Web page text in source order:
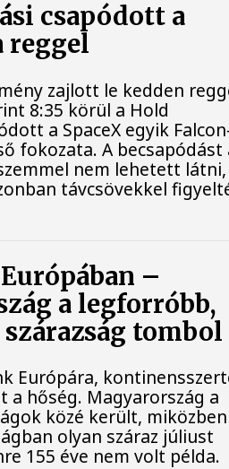
csapódott a
reggel
zajlott le kedden
8:35 körül a Hold
a SpaceX egyik
fokozata. A becsapódást
nem lehetett
távcsövekkel
–
a legforróbb,
tombol
Európára,
a hőség. Magyarország a
közé került,
olyan száraz júliust
155 éve nem volt példa.